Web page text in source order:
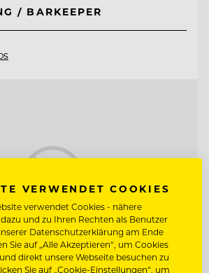
CHEF DE RANG / BARKEEPER
VERWENDET COOKIES
verwendet Cookies - nähere
und zu Ihren Rechten als Benutzer
Datenschutzerklärung am Ende
Sie auf „Alle Akzeptieren“, um Cookies
direkt unsere Webseite besuchen zu
Sie auf „Cookie-Einstellungen“, um